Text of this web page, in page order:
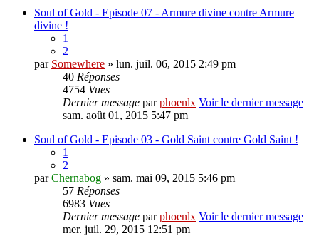
Soul of Gold - Episode 07 - Armure divine contre Armure
divine !
1
2
par Somewhere » lun. juil. 06, 2015 2:49 pm
40 Réponses
4754 Vues
Dernier message parphoenlx Voir le dernier message
sam. août 01, 2015 5:47 pm
Soul of Gold - Episode 03 - Gold Saint contre Gold Saint !
1
2
parChernabog » sam. mai 09, 2015 5:46 pm
57 Réponses
6983 Vues
Dernier message parphoenlx Voir le dernier message
mer. juil. 29, 2015 12:51 pm